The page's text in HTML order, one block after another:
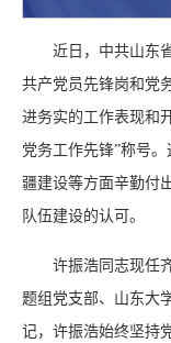
近日，中共山东
共产党员先锋岗和党
进务实的工作表现和
党务工作先锋”称号
疆建设等方面辛勤付
队伍建设的认可。
许振浩同志现任
题组党支部、山东大
记，许振浩始终坚持